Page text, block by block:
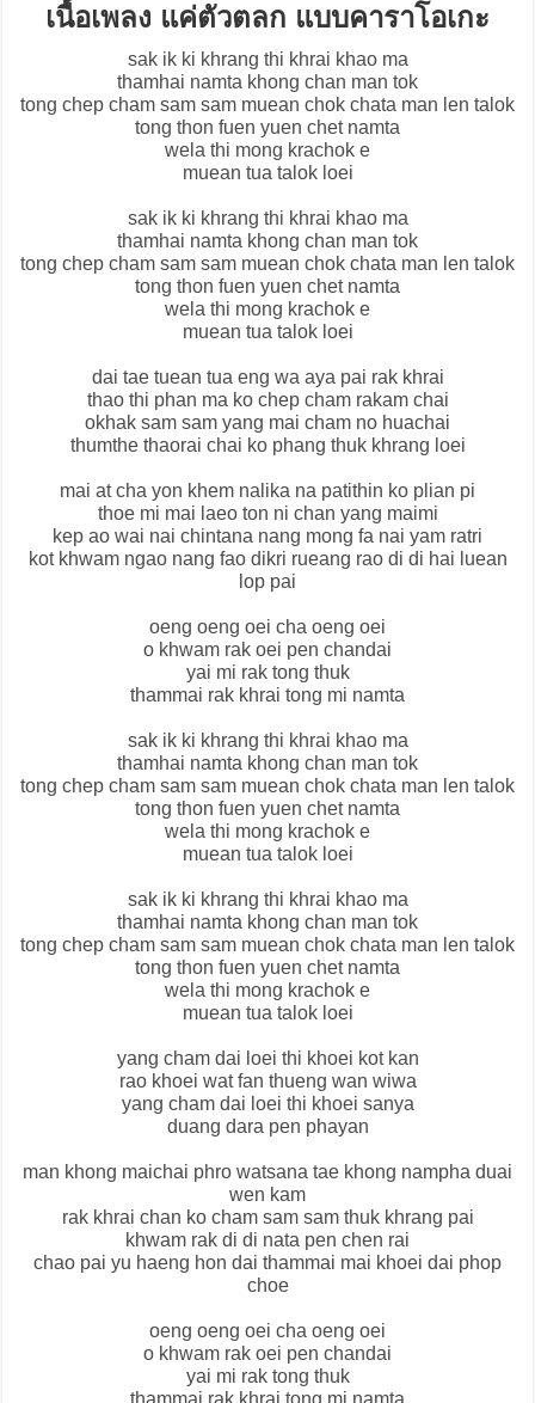
เนื้อเพลง แค่ตัวตลก แบบคาราโอเกะ
sak ik ki khrang thi khrai khao ma
thamhai namta khong chan man tok
tong chep cham sam sam muean chok chata man len talok
tong thon fuen yuen chet namta
wela thi mong krachok e
muean tua talok loei
sak ik ki khrang thi khrai khao ma
thamhai namta khong chan man tok
tong chep cham sam sam muean chok chata man len talok
tong thon fuen yuen chet namta
wela thi mong krachok e
muean tua talok loei
dai tae tuean tua eng wa aya pai rak khrai
thao thi phan ma ko chep cham rakam chai
okhak sam sam yang mai cham no huachai
thumthe thaorai chai ko phang thuk khrang loei
mai at cha yon khem nalika na patithin ko plian pi
thoe mi mai laeo ton ni chan yang maimi
kep ao wai nai chintana nang mong fa nai yam ratri
kot khwam ngao nang fao dikri rueang rao di di hai luean
lop pai
oeng oeng oei cha oeng oei
o khwam rak oei pen chandai
yai mi rak tong thuk
thammai rak khrai tong mi namta
sak ik ki khrang thi khrai khao ma
thamhai namta khong chan man tok
tong chep cham sam sam muean chok chata man len talok
tong thon fuen yuen chet namta
wela thi mong krachok e
muean tua talok loei
sak ik ki khrang thi khrai khao ma
thamhai namta khong chan man tok
tong chep cham sam sam muean chok chata man len talok
tong thon fuen yuen chet namta
wela thi mong krachok e
muean tua talok loei
yang cham dai loei thi khoei kot kan
rao khoei wat fan thueng wan wiwa
yang cham dai loei thi khoei sanya
duang dara pen phayan
man khong maichai phro watsana tae khong nampha duai
wen kam
rak khrai chan ko cham sam sam thuk khrang pai
khwam rak di di nata pen chen rai
chao pai yu haeng hon dai thammai mai khoei dai phop
choe
oeng oeng oei cha oeng oei
o khwam rak oei pen chandai
yai mi rak tong thuk